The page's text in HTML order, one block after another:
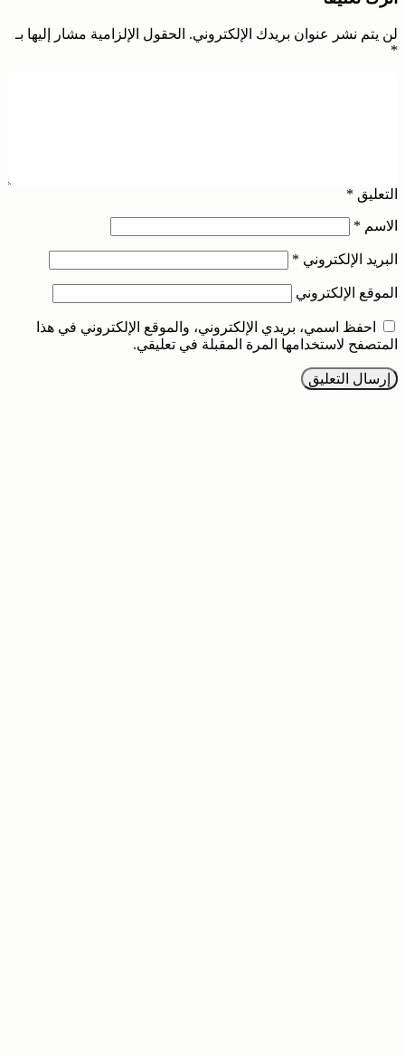
لن يتم نشر عنوان بريدك الإلكتروني. الحقول الإلزامية مشار إليها بـ
*
التعليق *
الاسم *
البريد الإلكتروني *
الموقع الإلكتروني
احفظ اسمي، بريدي الإلكتروني، والموقع الإلكتروني في هذا
المتصفح لاستخدامها المرة المقبلة في تعليقي.